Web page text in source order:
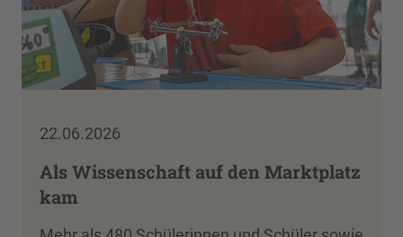
22.06.2026
Als Wissenschaft auf den Marktplatz
kam